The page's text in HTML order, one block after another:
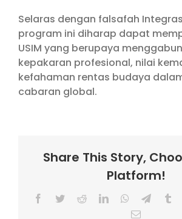
Selaras dengan falsafah
program ini diharap dapat
USIM yang berupaya
kepakaran profesional, nilai
kefahaman rentas budaya
cabaran global.
Share This Story,
Platform!
Facebook
TwitterRedditLinkedInWhatsApp
Telegram
Email